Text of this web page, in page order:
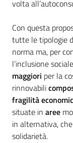
volta
Con questa
tutte le tipologie
norma ma, per
l’inclusione
maggiori per la
rinnovabili
fragilità
situate in aree
in alternativa,
solidarietà.